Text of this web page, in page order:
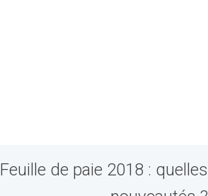
Feuille de paie 2018 : quelles